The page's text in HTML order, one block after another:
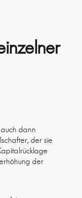
dann
der sie
der